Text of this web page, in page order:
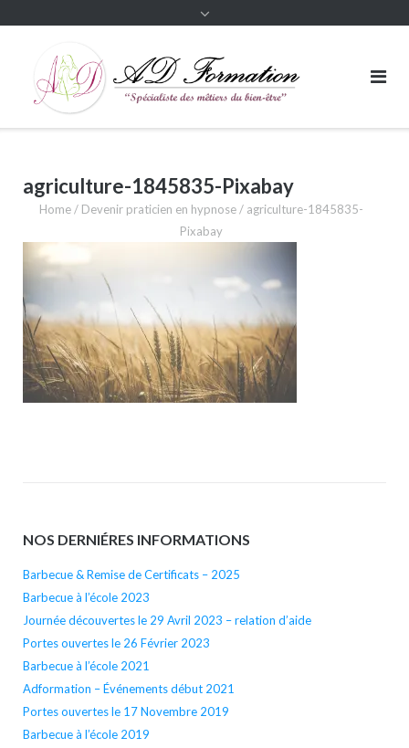
agriculture-1845835-Pixabay
Home / Devenir praticien en hypnose / agriculture-1845835-
Pixabay
NOS DERNIÉRES INFORMATIONS
Barbecue & Remise de Certificats – 2025
Barbecue à l’école 2023
Journée découvertes le 29 Avril 2023 – relation d’aide
Portes ouvertes le 26 Février 2023
Barbecue à l’école 2021
Adformation – Événements début 2021
Portes ouvertes le 17 Novembre 2019
Barbecue à l’école 2019